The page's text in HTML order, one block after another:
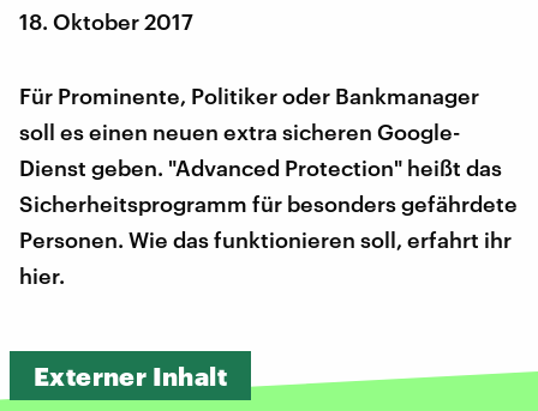
18. Oktober 2017
Für Prominente, Politiker oder Bankmanager
soll es einen neuen extra sicheren Google-
Dienst geben. "Advanced Protection" heißt das
Sicherheitsprogramm für besonders gefährdete
Personen. Wie das funktionieren soll, erfahrt ihr
hier.
Externer Inhalt